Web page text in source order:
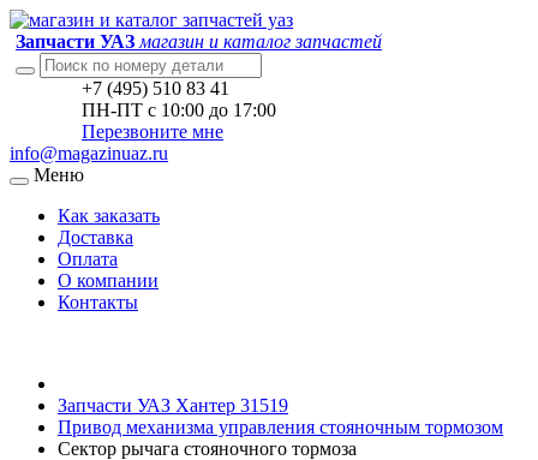
Запчасти УАЗ магазин и каталог запчастей
+7 (495) 510 83 41
ПН-ПТ с 10:00 до 17:00
Перезвоните мне
info@magazinuaz.ru
Меню
Как заказать
Доставка
Оплата
О компании
Контакты
Запчасти УАЗ Хантер 31519
Привод механизма управления стояночным тормозом
Сектоp pычага стояночного тоpмоза